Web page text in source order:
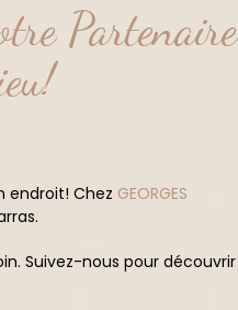
Partenaire
endroit! Chez GEORGES
Suivez-nous pour découvrir